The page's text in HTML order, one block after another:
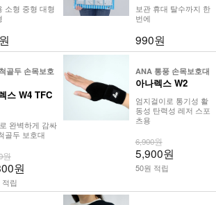
소형 중형 대형
보관 휴대 탈수까지 한
번에
990원
골두 손목보호
스 W4 TFC
완벽하게 감싸
골두 보호대
원
원
적립
ANA 통풍 손목보호대
아나렉스 W2
엄지걸이로 통기성 활
동성 탄력성 레저 스포
츠용
6,900원
5,900원
50원 적립